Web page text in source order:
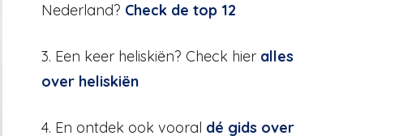
Nederland? Check de top 12
3. Een keer heliskiën? Check hier alles
over heliskiën
4. En ontdek ook vooral dé gids over